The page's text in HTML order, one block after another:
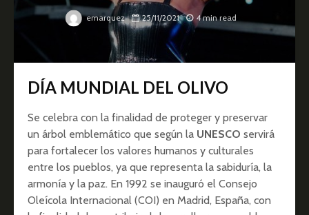
emarquez 25/11/2021 4 min read
DÍA MUNDIAL DEL OLIVO
Se celebra con la finalidad de proteger y preservar
un árbol emblemático que según la UNESCO servirá
para fortalecer los valores humanos y culturales
entre los pueblos, ya que representa la sabiduría, la
armonía y la paz. En 1992 se inauguró el Consejo
Oleícola Internacional (COI) en Madrid, España, con